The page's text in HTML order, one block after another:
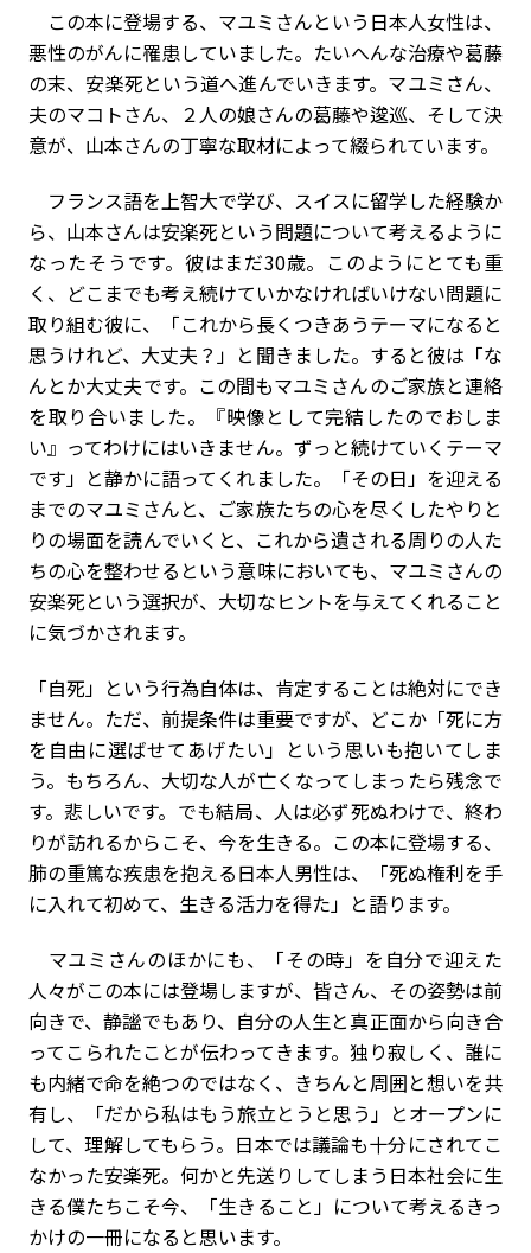
この本に登場する、マユミさんという日本人女性は、
悪性のがんに罹患していました。たいへんな治療や葛藤
の末、安楽死という道へ進んでいきます。マユミさん、
夫のマコトさん、２人の娘さんの葛藤や逡巡、そして決
意が、山本さんの丁寧な取材によって綴られています。
フランス語を上智大で学び、スイスに留学した経験か
ら、山本さんは安楽死という問題について考えるように
なったそうです。彼はまだ30歳。このようにとても重
く、どこまでも考え続けていかなければいけない問題に
取り組む彼に、「これから長くつきあうテーマになると
思うけれど、大丈夫？」と聞きました。すると彼は「な
んとか大丈夫です。この間もマユミさんのご家族と連絡
を取り合いました。『映像として完結したのでおしま
い』ってわけにはいきません。ずっと続けていくテーマ
です」と静かに語ってくれました。「その日」を迎える
までのマユミさんと、ご家族たちの心を尽くしたやりと
りの場面を読んでいくと、これから遺される周りの人た
ちの心を整わせるという意味においても、マユミさんの
安楽死という選択が、大切なヒントを与えてくれること
に気づかされます。
「自死」という行為自体は、肯定することは絶対にでき
ません。ただ、前提条件は重要ですが、どこか「死に方
を自由に選ばせてあげたい」という思いも抱いてしま
う。もちろん、大切な人が亡くなってしまったら残念で
す。悲しいです。でも結局、人は必ず死ぬわけで、終わ
りが訪れるからこそ、今を生きる。この本に登場する、
肺の重篤な疾患を抱える日本人男性は、「死ぬ権利を手
に入れて初めて、生きる活力を得た」と語ります。
マユミさんのほかにも、「その時」を自分で迎えた
人々がこの本には登場しますが、皆さん、その姿勢は前
向きで、静謐でもあり、自分の人生と真正面から向き合
ってこられたことが伝わってきます。独り寂しく、誰に
も内緒で命を絶つのではなく、きちんと周囲と想いを共
有し、「だから私はもう旅立とうと思う」とオープンに
して、理解してもらう。日本では議論も十分にされてこ
なかった安楽死。何かと先送りしてしまう日本社会に生
きる僕たちこそ今、「生きること」について考えるきっ
かけの一冊になると思います。